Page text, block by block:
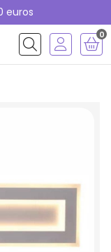
euros
Buscar
0